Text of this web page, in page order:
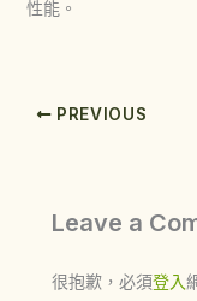
性能。
PREVIOUS
Leave a
很抱歉，必須登入